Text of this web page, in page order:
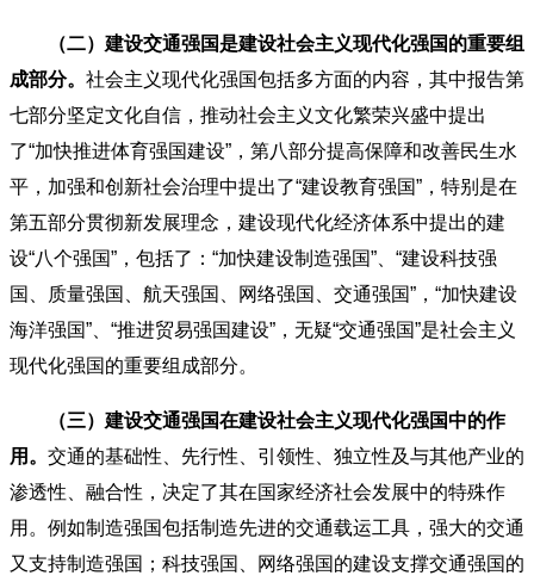
（二）建设交通强国是建设社会主义现代化强国的重要组
成部分。 社会主义现代化强国包括多方面的内容，其中报告第
七部分坚定文化自信，推动社会主义文化繁荣兴盛中提出
了“加快推进体育强国建设”，第八部分提高保障和改善民生水
平，加强和创新社会治理中提出了“建设教育强国”，特别是在
第五部分贯彻新发展理念，建设现代化经济体系中提出的建
设“八个强国”，包括了：“加快建设制造强国”、“建设科技强
国、质量强国、航天强国、网络强国、交通强国”，“加快建设
海洋强国”、“推进贸易强国建设”，无疑“交通强国”是社会主义
现代化强国的重要组成部分。
（三）建设交通强国在建设社会主义现代化强国中的作
用。 交通的基础性、先行性、引领性、独立性及与其他产业的
渗透性、融合性，决定了其在国家经济社会发展中的特殊作
用。例如制造强国包括制造先进的交通载运工具，强大的交通
又支持制造强国；科技强国、网络强国的建设支撑交通强国的